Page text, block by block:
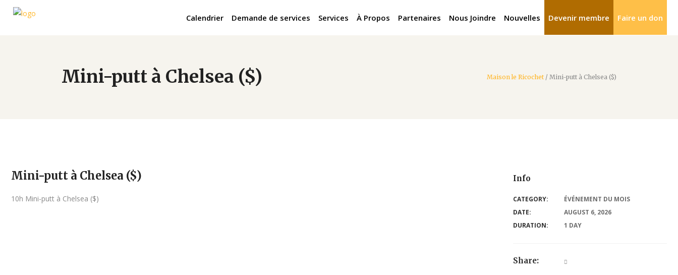
Calendrier Demande de services Services À Propos Partenaires Nous Joindre Nouvelles Devenir membre Faire un don
Mini-putt à Chelsea ($) Maison le Ricochet/ Mini-putt à Chelsea ($)
Mini-putt à Chelsea ($) Info
10h Mini-putt à Chelsea ($) CATEGORY:
ÉVÉNEMENT DU MOIS
DATE:
AUGUST 6, 2026
DURATION:
1 DAY
Share: